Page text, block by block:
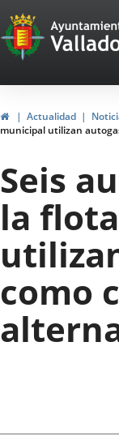
Portal
Web
del
de
InicioActualidad
municipal utilizan
Seis
la
como